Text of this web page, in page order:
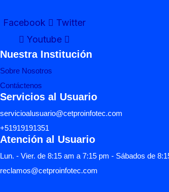
Facebook
Twitter
Youtube
Nuestra Institución
Sobre Nosotros
Contáctenos
Servicios al Usuario
servicioalusuario@cetproinfotec.com
+51919191351
Atención al Usuario
Lun. - Vier. de 8:15 am a 7:15 pm - Sábados de
reclamos@cetproinfotec.com